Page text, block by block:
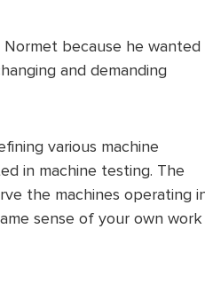
because he wanted
and demanding
various machine
in machine testing. The
the machines operating
sense of your own work